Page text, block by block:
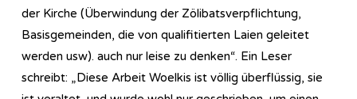
der Kirche (Überwindung der Zölibatsverpflichtung,
Basisgemeinden, die von qualifitierten Laien geleitet
werden usw). auch nur leise zu denken“. Ein Leser
schreibt: „Diese Arbeit Woelkis ist völlig überflüssig, sie